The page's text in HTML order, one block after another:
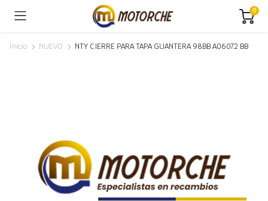
0
Inicio NUEVO NTY CIERRE PARA TAPA GUANTERA 98BB A06072 BB